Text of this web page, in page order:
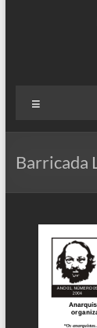
Barricada